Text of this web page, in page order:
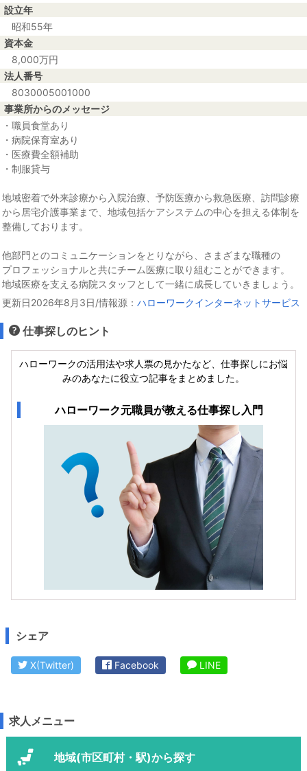
設立年
昭和55年
資本金
8,000万円
法人番号
8030005001000
事業所からのメッセージ
・職員食堂あり
・病院保育室あり
・医療費全額補助
・制服貸与
地域密着で外来診療から入院治療、予防医療から救急医療、訪問診療
から居宅介護事業まで、地域包括ケアシステムの中心を担える体制を
整備しております。
他部門とのコミュニケーションをとりながら、さまざまな職種の
プロフェッショナルと共にチーム医療に取り組むことができます。
地域医療を支える病院スタッフとして一緒に成長していきましょう。
更新日2026年8月3日/情報源： ハローワークインターネットサービス
仕事探しのヒント
ハローワークの活用法や求人票の見かたなど、仕事探しにお悩
みのあなたに役立つ記事をまとめました。
ハローワーク元職員が教える仕事探し入門
シェア
X(Twitter) Facebook LINE
求人メニュー
地域(市区町村・駅)から探す